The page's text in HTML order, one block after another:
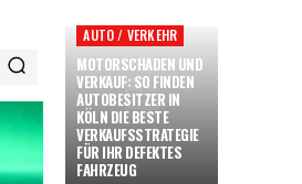
AUTO / VERKEHR
MOTORSCHADEN UND
VERKAUF: SO FINDEN
AUTOBESITZER IN
KÖLN DIE BESTE
VERKAUFSSTRATEGIE
FÜR IHR DEFEKTES
FAHRZEUG